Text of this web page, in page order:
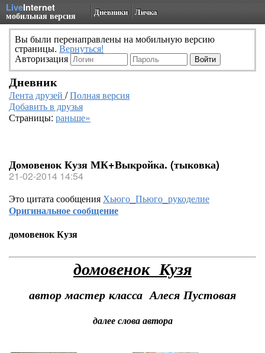
LiveInternet
мобильная версия Дневники Личка
Вы были перенаправлены на мобильную версию
страницы. Вернуться!
Авторизация
Дневник
Лента друзей /Полная версия
Добавить в друзья
Страницы: раньше»
Домовенок Кузя МК+Выкройка. (тыковка)
21-02-2014 14:54
Это цитата сообщенияХьюго_Пьюго_рукоделие
Оригинальное сообщение
домовенок Кузя
домовенок Кузя
автор мастер класса Алеся Пустовая
далее слова автора